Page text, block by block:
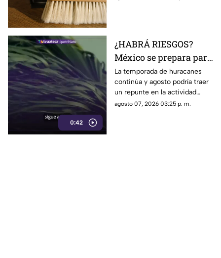
0:42
¿HABRÁ RIESGOS?
México se prepara para
otro posible ciclón
tropical; esta sería la
fecha
La temporada de huracanes
continúa y agosto podría traer
un repunte en la actividad
tropical; estos son los
agosto 07, 2026 03:25 p. m.